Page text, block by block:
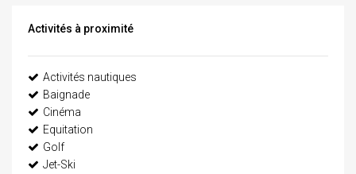
Activités à proximité
Activités nautiques
Baignade
Cinéma
Equitation
Golf
Jet-Ski